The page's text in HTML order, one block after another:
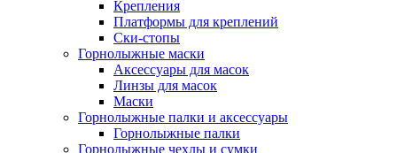
Крепления
Платформы для креплений
Ски-стопы
Горнолыжные маски
Аксессуары для масок
Линзы для масок
Маски
Горнолыжные палки и аксессуары
Горнолыжные палки
Горнолыжные чехлы и сумки